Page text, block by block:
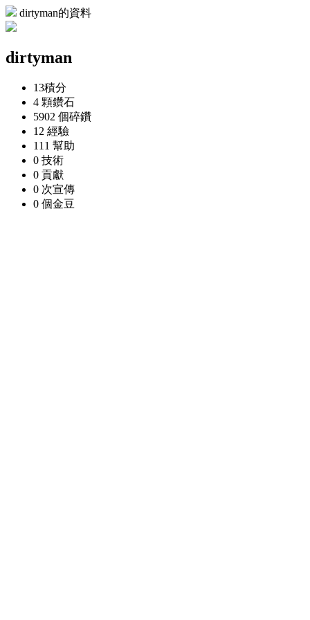
dirtyman的資料
dirtyman
13積分
4 顆鑽石
5902 個碎鑽
12 經驗
111 幫助
0 技術
0 貢獻
0 次宣傳
0 個金豆